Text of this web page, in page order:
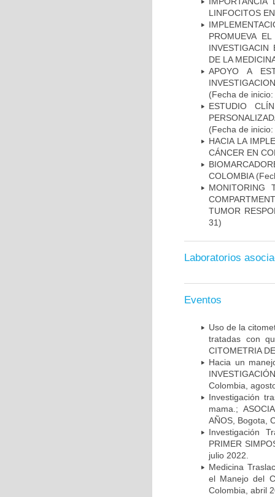
LINFOCITOS
PROMUEVA
INVESTIGACIN
DE LA
APOYO A
(Fecha de
ESTUDIO
(Fecha de
HACIA LA
CÁNCER EN
COLOMBIA
MONITORING
TUMOR
31)
Laboratorios
Eventos
Uso de la
tratadas con
CITOMETRIA
Hacia un
Colombia,
Investigación
mama.;
AÑOS, Bogota,
Investigación
PRIMER
julio 2022.
Medicina
el Manejo del
Colombia, abril